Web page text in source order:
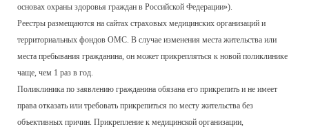
основах охраны здоровья граждан в Российской Федерации»).
Реестры размещаются на сайтах страховых медицинских организаций и
территориальных фондов ОМС. В случае изменения места жительства или
места пребывания гражданина, он может прикрепляться к новой поликлинике
чаще, чем 1 раз в год.
Поликлиника по заявлению гражданина обязана его прикрепить и не имеет
права отказать или требовать прикрепиться по месту жительства без
объективных причин. Прикрепление к медицинской организации,